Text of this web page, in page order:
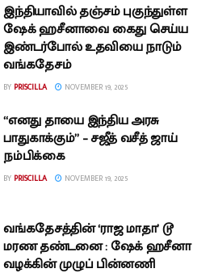
இந்தியாவில் தஞ்சம் புகுந்துள்ள
ஷேக் ஹசீனாவை கைது செய்ய
இண்டர்போல் உதவியை நாடும்
வங்கதேசம்
BY PRISCILLA NOVEMBER 19, 2025
“எனது தாயை இந்திய அரசு
பாதுகாக்கும்” – சஜீத் வசீத் ஜாய்
நம்பிக்கை
BY PRISCILLA NOVEMBER 19, 2025
வங்கதேசத்தின் ‘ராஜ மாதா’ டூ
மரண தண்டனை : ஷேக் ஹசீனா
வழக்கின் முழுப் பின்னணி